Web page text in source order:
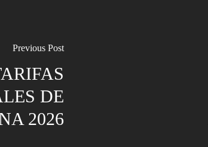
Previous Post
DE
2026